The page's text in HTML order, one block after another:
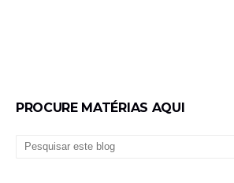
PROCURE MATÉRIAS AQUI